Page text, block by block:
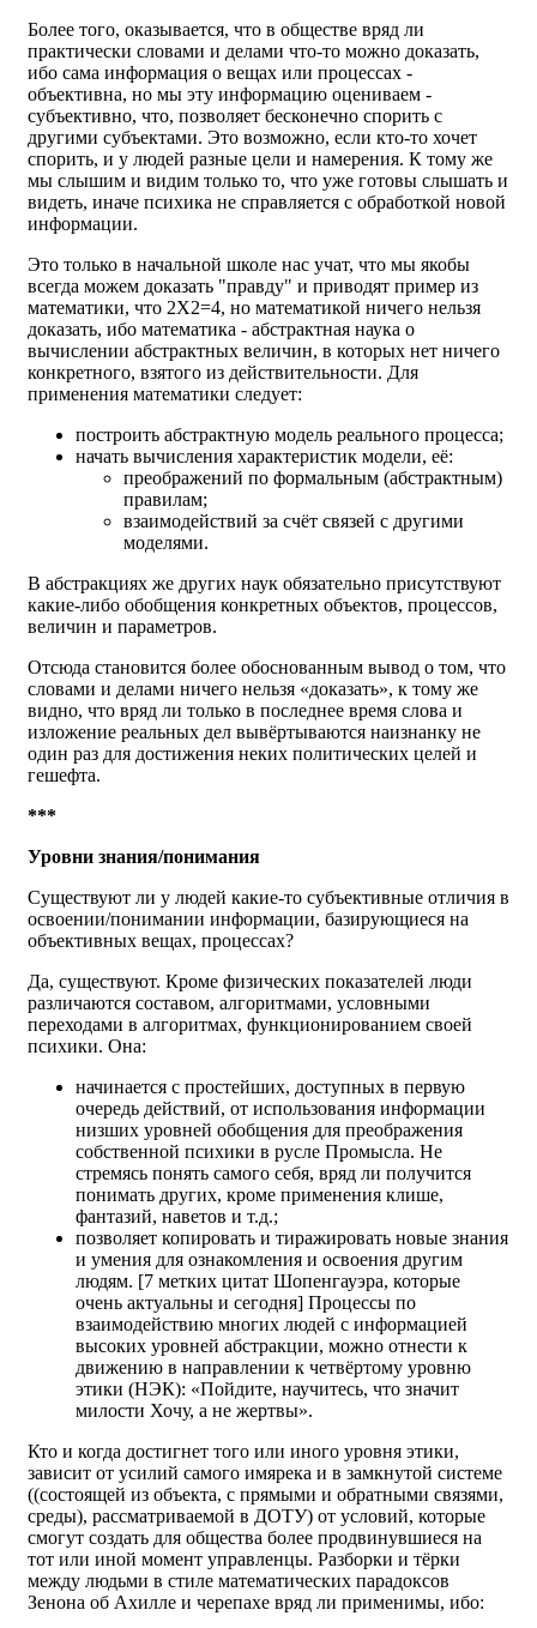
Более того, оказывается, что в обществе вряд ли
практически словами и делами что-то можно доказать,
ибо сама информация о вещах или процессах -
объективна, но мы эту информацию оцениваем -
субъективно, что, позволяет бесконечно спорить с
другими субъектами. Это возможно, если кто-то хочет
спорить, и у людей разные цели и намерения. К тому же
мы слышим и видим только то, что уже готовы слышать и
видеть, иначе психика не справляется с обработкой новой
информации.
Это только в начальной школе нас учат, что мы якобы
всегда можем доказать "правду" и приводят пример из
математики, что 2Х2=4, но математикой ничего нельзя
доказать, ибо математика - абстрактная наука о
вычислении абстрактных величин, в которых нет ничего
конкретного, взятого из действительности. Для
применения математики следует:
построить абстрактную модель реального процесса;
начать вычисления характеристик модели, её:
преображений по формальным (абстрактным)
правилам;
взаимодействий за счёт связей с другими
моделями.
В абстракциях же других наук обязательно присутствуют
какие-либо обобщения конкретных объектов, процессов,
величин и параметров.
Отсюда становится более обоснованным вывод о том, что
словами и делами ничего нельзя «доказать», к тому же
видно, что вряд ли только в последнее время слова и
изложение реальных дел вывёртываются наизнанку не
один раз для достижения неких политических целей и
гешефта.
***
Уровни знания/понимания
Существуют ли у людей какие-то субъективные отличия в
освоении/понимании информации, базирующиеся на
объективных вещах, процессах?
Да, существуют. Кроме физических показателей люди
различаются составом, алгоритмами, условными
переходами в алгоритмах, функционированием своей
психики. Она:
начинается с простейших, доступных в первую
очередь действий, от использования информации
низших уровней обобщения для преображения
собственной психики в русле Промысла. Не
стремясь понять самого себя, вряд ли получится
понимать других, кроме применения клише,
фантазий, наветов и т.д.;
позволяет копировать и тиражировать новые знания
и умения для ознакомления и освоения другим
людям. [7 метких цитат Шопенгауэра, которые
очень актуальны и сегодня] Процессы по
взаимодействию многих людей с информацией
высоких уровней абстракции, можно отнести к
движению в направлении к четвёртому уровню
этики (НЭК): «Пойдите, научитесь, что значит
милости Хочу, а не жертвы».
Кто и когда достигнет того или иного уровня этики,
зависит от усилий самого имярека и в замкнутой системе
((состоящей из объекта, с прямыми и обратными связями,
среды), рассматриваемой в ДОТУ) от условий, которые
смогут создать для общества более продвинувшиеся на
тот или иной момент управленцы. Разборки и тёрки
между людьми в стиле математических парадоксов
Зенона об Ахилле и черепахе вряд ли применимы, ибо: